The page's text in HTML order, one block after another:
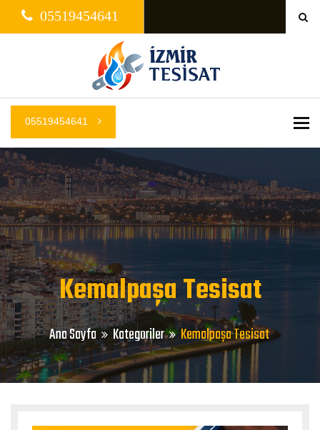
05519454641
05519454641
Kemalpaşa Tesisat
Ana Sayfa Kategoriler Kemalpaşa Tesisat